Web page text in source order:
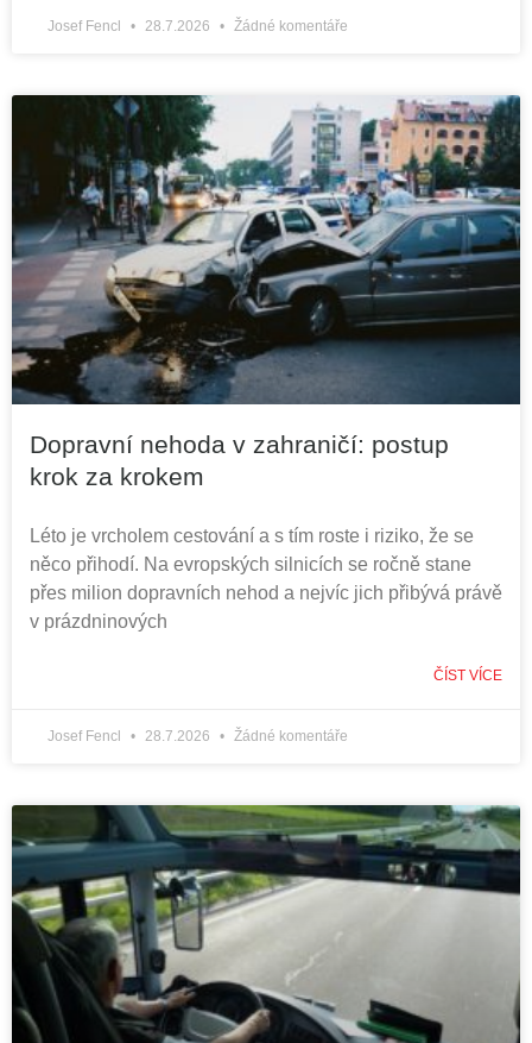
Josef Fencl 28.7.2026 Žádné komentáře
Dopravní nehoda v zahraničí: postup
krok za krokem
Léto je vrcholem cestování a s tím roste i riziko, že se
něco přihodí. Na evropských silnicích se ročně stane
přes milion dopravních nehod a nejvíc jich přibývá právě
v prázdninových
ČÍST VÍCE
Josef Fencl 28.7.2026 Žádné komentáře